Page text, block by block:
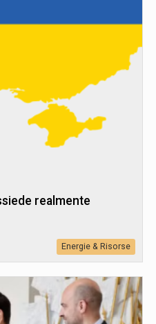
realmente
Energie & Risorse